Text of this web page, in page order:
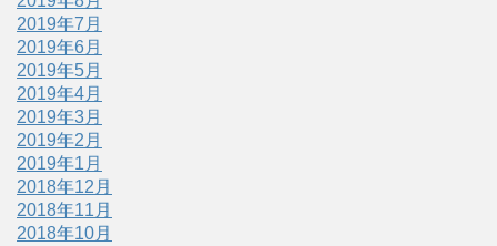
2019年7月
2019年6月
2019年5月
2019年4月
2019年3月
2019年2月
2019年1月
2018年12月
2018年11月
2018年10月